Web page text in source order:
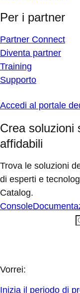
Per i partner
Partner Connect
Diventa partner
Training
Supporto
Accedi al portale
Crea soluzioni
affidabili
Trova le soluzioni
di esperti e
Catalog.
Console
Vorrei:
Inizia il periodo di